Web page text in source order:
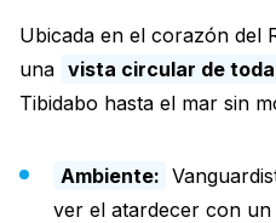
Ubicada en el corazón del
una vista circular de
Tibidabo hasta el mar sin
Ambiente:
ver el atardecer con